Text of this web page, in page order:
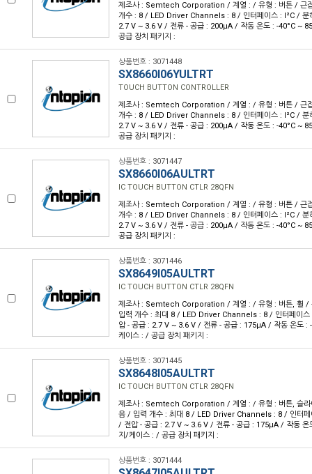
제조사 : Semtech Corporation / 계열 : / 유형 : 버튼 / 근
개수 : 8 / LED Driver Channels : 8 / 인터페이스 : I²C / 분
2.7 V ~ 3.6 V / 전류 - 공급 : 200µA / 작동 온도 : -40°C ~
공급 장치 패키지 :
상품번호 : 3071448
SX8660I06YULTRT
TOUCH BUTTON CONTROLLER
제조사 : Semtech Corporation / 계열 : / 유형 : 버튼 / 근
개수 : 8 / LED Driver Channels : 8 / 인터페이스 : I²C / 분
2.7 V ~ 3.6 V / 전류 - 공급 : 200µA / 작동 온도 : -40°C ~
공급 장치 패키지 :
상품번호 : 3071447
SX8660I06AULTRT
IC TOUCH BUTTON CTLR 28QFN
제조사 : Semtech Corporation / 계열 : / 유형 : 버튼 / 근
개수 : 8 / LED Driver Channels : 8 / 인터페이스 : I²C / 분
2.7 V ~ 3.6 V / 전류 - 공급 : 200µA / 작동 온도 : -40°C ~
공급 장치 패키지 :
상품번호 : 3071446
SX8649I05AULTRT
IC TOUCH BUTTON CTLR 28QFN
제조사 : Semtech Corporation / 계열 : / 유형 : 버튼, 휠 /
입력 개수 : 최대 8 / LED Driver Channels : 8 / 인터페이
압 - 공급 : 2.7 V ~ 3.6 V / 전류 - 공급 : 175µA / 작동 온도 :
케이스 : / 공급 장치 패키지 :
상품번호 : 3071445
SX8648I05AULTRT
IC TOUCH BUTTON CTLR 28QFN
제조사 : Semtech Corporation / 계열 : / 유형 : 버튼, 슬라
음 / 입력 개수 : 최대 8 / LED Driver Channels : 8 / 인터페
/ 전압 - 공급 : 2.7 V ~ 3.6 V / 전류 - 공급 : 175µA / 작동 온
지/케이스 : / 공급 장치 패키지 :
상품번호 : 3071444